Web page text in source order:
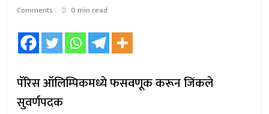
Comments
0 min read
पॅरिस ऑलिम्पिकमध्ये फसवणूक करून जिंकले
सुवर्णपदक